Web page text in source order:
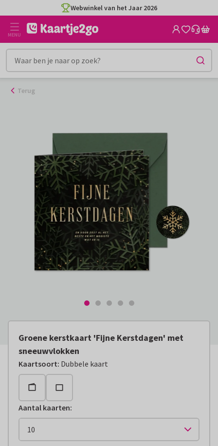
naar
inhoud
Webwinkel van het Jaar 2026
MENU
Terug
Groene kerstkaart 'Fijne Kerstdagen' met
sneeuwvlokken
Kaartsoort: Dubbele kaart
Aantal kaarten: